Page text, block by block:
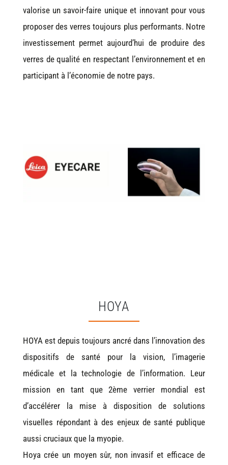
valorise un savoir-faire unique et innovant pour vous
proposer des verres toujours plus performants. Notre
investissement permet aujourd’hui de produire des
verres de qualité en respectant l’environnement et en
participant à l’économie de notre pays.
HOYA
HOYA est depuis toujours ancré dans l’innovation des
dispositifs de santé pour la vision, l’imagerie
médicale et la technologie de l’information. Leur
mission en tant que 2ème verrier mondial est
d’accélérer la mise à disposition de solutions
visuelles répondant à des enjeux de santé publique
aussi cruciaux que la myopie.
Hoya crée un moyen sûr, non invasif et efficace de